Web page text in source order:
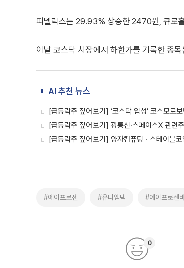
피델릭스는 29.93% 상승한 2470원, 큐로
이날 코스닥 시장에서 하한가를 기록한 종목
AI 추천 뉴스
[급등락주 짚어보기] ‘코스닥 입성’ 코스모로
[급등락주 짚어보기] 광통신·스페이스X 관
[급등락주 짚어보기] 양자컴퓨팅ㆍ스테이블
#에이프로젠 #유디엠텍 #에이프로젠
0